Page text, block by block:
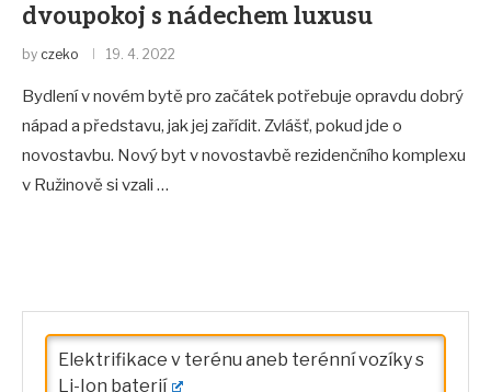
dvoupokoj s nádechem luxusu
by czeko 19. 4. 2022
Bydlení v novém bytě pro začátek potřebuje opravdu dobrý
nápad a představu, jak jej zařídit. Zvlášť, pokud jde o
novostavbu. Nový byt v novostavbě rezidenčního komplexu
v Ružinově si vzali …
Elektrifikace v terénu aneb terénní vozíky s
Li-Ion baterií